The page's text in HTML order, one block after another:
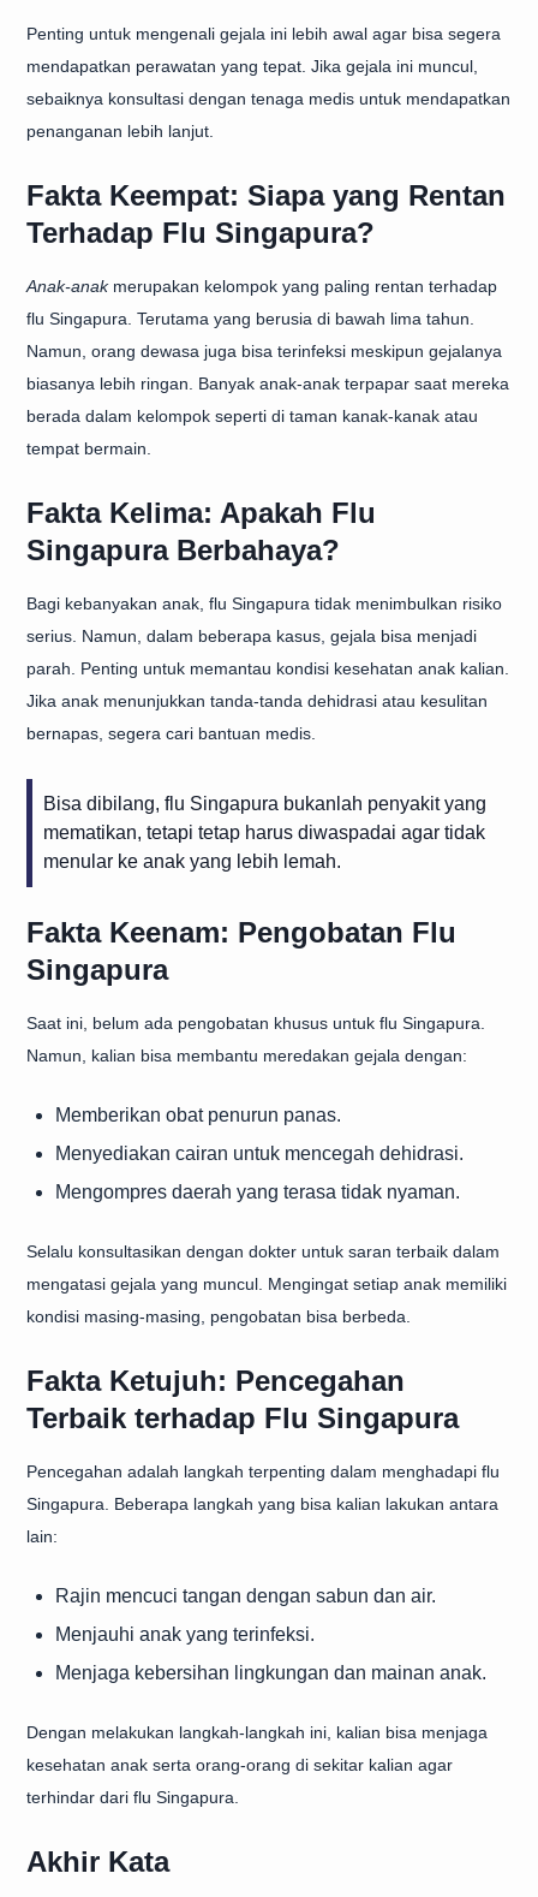
Penting untuk mengenali gejala ini lebih awal agar bisa segera
mendapatkan perawatan yang tepat. Jika gejala ini muncul,
sebaiknya konsultasi dengan tenaga medis untuk mendapatkan
penanganan lebih lanjut.
Fakta Keempat: Siapa yang Rentan
Terhadap Flu Singapura?
Anak-anakmerupakan kelompok yang paling rentan terhadap
flu Singapura. Terutama yang berusia di bawah lima tahun.
Namun, orang dewasa juga bisa terinfeksi meskipun gejalanya
biasanya lebih ringan. Banyak anak-anak terpapar saat mereka
berada dalam kelompok seperti di taman kanak-kanak atau
tempat bermain.
Fakta Kelima: Apakah Flu
Singapura Berbahaya?
Bagi kebanyakan anak, flu Singapura tidak menimbulkan risiko
serius. Namun, dalam beberapa kasus, gejala bisa menjadi
parah. Penting untuk memantau kondisi kesehatan anak kalian.
Jika anak menunjukkan tanda-tanda dehidrasi atau kesulitan
bernapas, segera cari bantuan medis.
Bisa dibilang, flu Singapura bukanlah penyakit yang
mematikan, tetapi tetap harus diwaspadai agar tidak
menular ke anak yang lebih lemah.
Fakta Keenam: Pengobatan Flu
Singapura
Saat ini, belum ada pengobatan khusus untuk flu Singapura.
Namun, kalian bisa membantu meredakan gejala dengan:
Memberikan obat penurun panas.
Menyediakan cairan untuk mencegah dehidrasi.
Mengompres daerah yang terasa tidak nyaman.
Selalu konsultasikan dengan dokter untuk saran terbaik dalam
mengatasi gejala yang muncul. Mengingat setiap anak memiliki
kondisi masing-masing, pengobatan bisa berbeda.
Fakta Ketujuh: Pencegahan
Terbaik terhadap Flu Singapura
Pencegahan adalah langkah terpenting dalam menghadapi flu
Singapura. Beberapa langkah yang bisa kalian lakukan antara
lain:
Rajin mencuci tangan dengan sabun dan air.
Menjauhi anak yang terinfeksi.
Menjaga kebersihan lingkungan dan mainan anak.
Dengan melakukan langkah-langkah ini, kalian bisa menjaga
kesehatan anak serta orang-orang di sekitar kalian agar
terhindar dari flu Singapura.
Akhir Kata